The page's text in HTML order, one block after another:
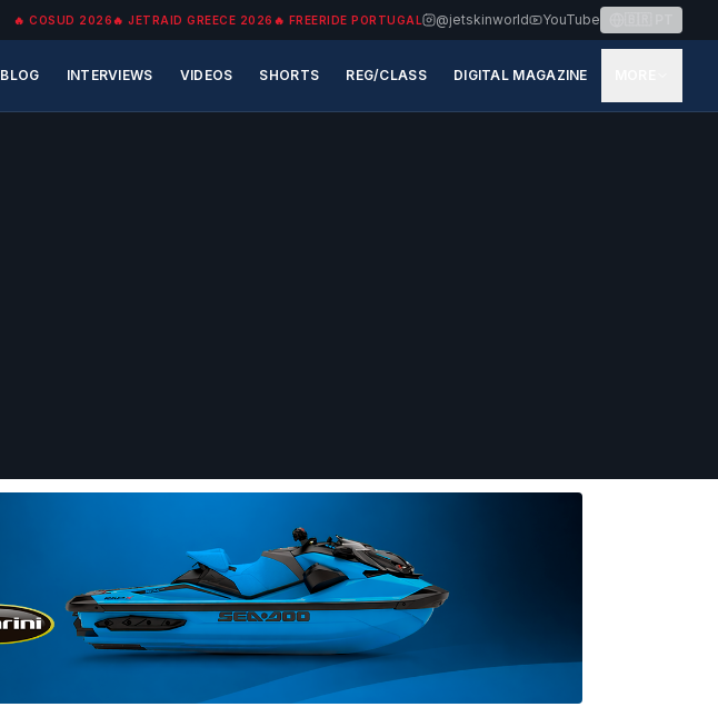
🔥 COSUD 2026🔥 JETRAID GREECE 2026 🔥 FREERIDE PORTUGAL @jetskinworld YouTube
BLOG INTERVIEWS VIDEOS SHORTS REG/CLASS DIGITAL MAGAZINE